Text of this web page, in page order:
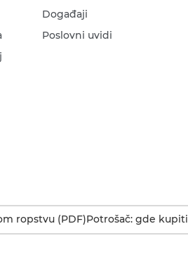
Događaji
Poslovni uvidi
ropstvu (PDF)Potrošač: gde kupiti